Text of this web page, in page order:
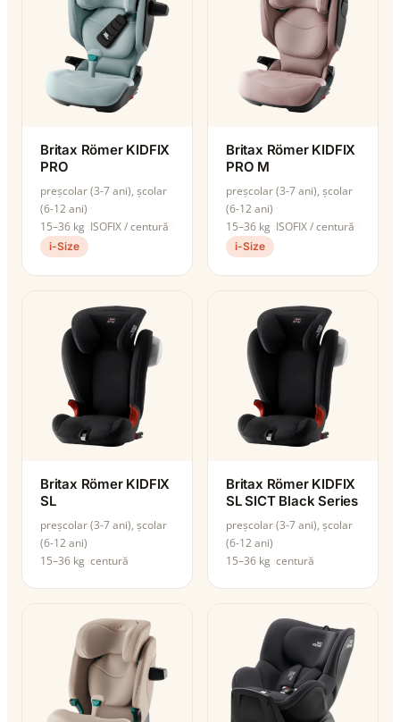
Britax Römer KIDFIX
PRO
preșcolar (3-7 ani), școlar
(6-12 ani)
15–36 kg ISOFIX / centură
i-Size
Britax Römer KIDFIX
PRO M
preșcolar (3-7 ani), școlar
(6-12 ani)
15–36 kg ISOFIX / centură
i-Size
Britax Römer KIDFIX
SL
preșcolar (3-7 ani), școlar
(6-12 ani)
15–36 kg centură
Britax Römer KIDFIX
SL SICT Black Series
preșcolar (3-7 ani), școlar
(6-12 ani)
15–36 kg centură